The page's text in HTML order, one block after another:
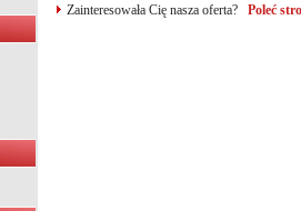
Zainteresowała Cię nasza oferta? Poleć